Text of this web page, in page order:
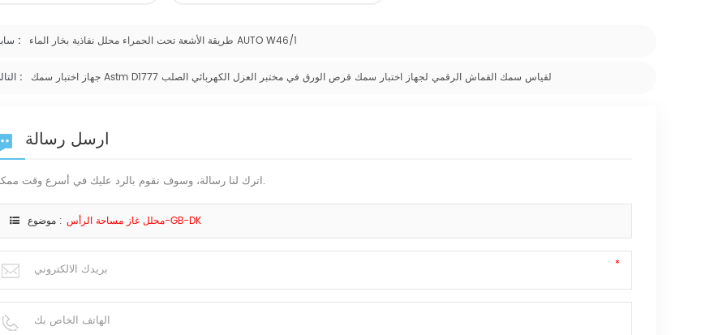
سابق : طريقة الأشعة تحت الحمراء محلل نفاذية بخار الماء AUTO W46/1
التالي : جهاز اختبار سمك Astm D1777 لقياس سمك القماش الرقمي لجهاز اختبار سمك قرص الورق في مختبر العزل الكهربائي الصلب
ارسل رسالة
اترك لنا رسالة، وسوف نقوم بالرد عليك في أسرع وقت ممكن.
موضوع : محلل غاز مساحة الرأس-GB-DK